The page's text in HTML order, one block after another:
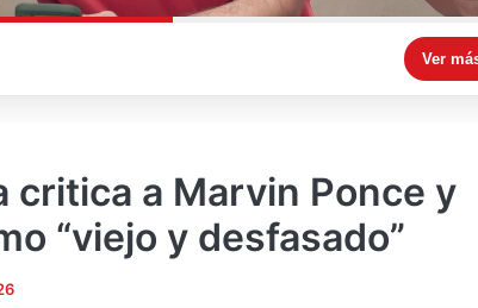
Ver
critica a Marvin Ponce y
“viejo y desfasado”